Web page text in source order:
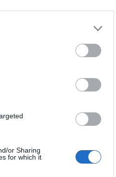
or Sharing
for which it